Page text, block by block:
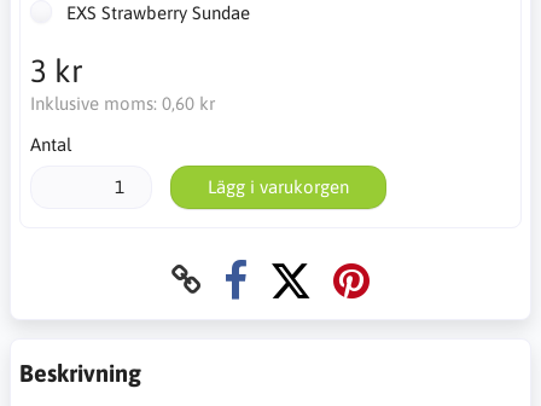
EXS Strawberry Sundae
3 kr
Inklusive moms: 0,60 kr
Antal
Lägg i varukorgen
Beskrivning